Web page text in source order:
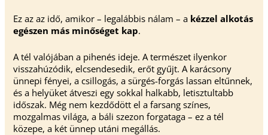
Ez az az idő, amikor – legalábbis nálam – a kézzel alkotás
egészen más minőséget kap.
A tél valójában a pihenés ideje. A természet ilyenkor
visszahúzódik, elcsendesedik, erőt gyűjt. A karácsony
ünnepi fényei, a csillogás, a sürgés-forgás lassan eltűnnek,
és a helyüket átveszi egy sokkal halkabb, letisztultabb
időszak. Még nem kezdődött el a farsang színes,
mozgalmas világa, a báli szezon forgataga – ez a tél
közepe, a két ünnep utáni megállás.